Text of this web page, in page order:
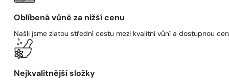
Oblíbená vůně za nižší cenu
Našli jsme zlatou střední cestu mezi kvalitní vůní a dostupnou
Nejkvalitnější složky